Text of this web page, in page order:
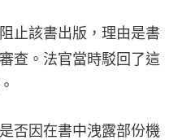
止該書出版，理由是書
查。法官當時駁回了這
否因在書中洩露部份機